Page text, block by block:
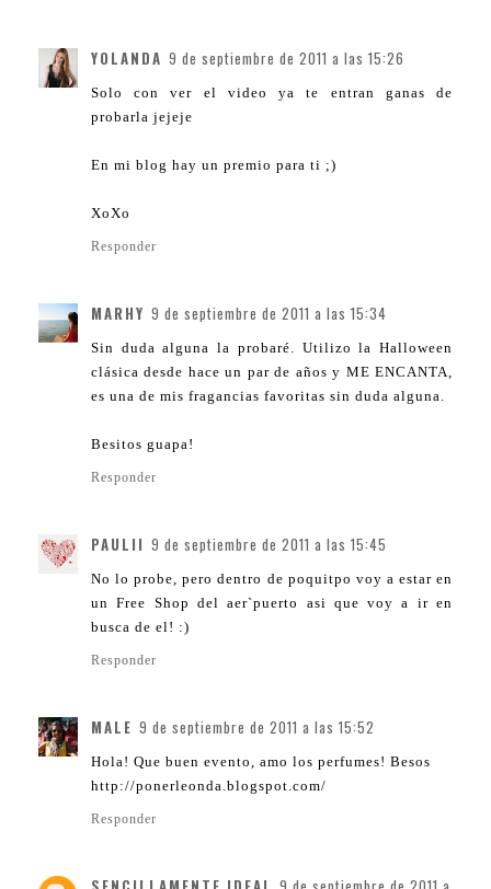
YOLANDA 9 de septiembre de 2011 a las 15:26
Solo con ver el video ya te entran ganas de
probarla jejeje
En mi blog hay un premio para ti ;)
XoXo
Responder
MARHY 9 de septiembre de 2011 a las 15:34
Sin duda alguna la probaré. Utilizo la Halloween
clásica desde hace un par de años y ME ENCANTA,
es una de mis fragancias favoritas sin duda alguna.
Besitos guapa!
Responder
PAULII 9 de septiembre de 2011 a las 15:45
No lo probe, pero dentro de poquitpo voy a estar en
un Free Shop del aer`puerto asi que voy a ir en
busca de el! :)
Responder
MALE 9 de septiembre de 2011 a las 15:52
Hola! Que buen evento, amo los perfumes! Besos
http://ponerleonda.blogspot.com/
Responder